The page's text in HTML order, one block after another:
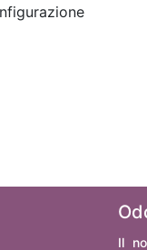
Il